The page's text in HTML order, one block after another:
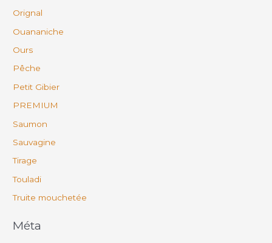
Orignal
Ouananiche
Ours
Pêche
Petit Gibier
PREMIUM
Saumon
Sauvagine
Tirage
Touladi
Truite mouchetée
Méta